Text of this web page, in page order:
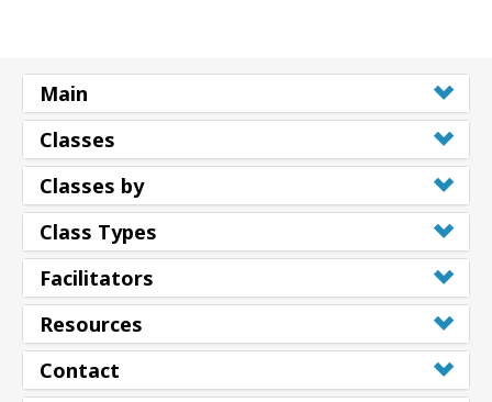
Main
Classes
Classes by
Class Types
Facilitators
Resources
Contact